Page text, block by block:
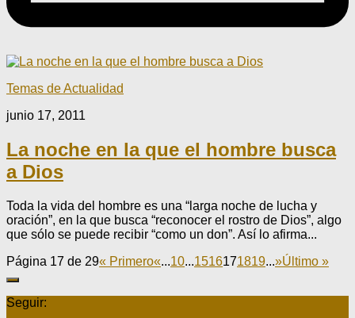
Temas de Actualidad
junio 17, 2011
La noche en la que el hombre busca
a Dios
Toda la vida del hombre es una “larga noche de lucha y
oración”, en la que busca “reconocer el rostro de Dios”, algo
que sólo se puede recibir “como un don”. Así lo afirma...
Página 17 de 29« Primero«...10...1516171819...»Último »
Seguir: